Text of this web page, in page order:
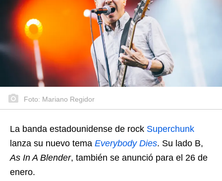
Foto: Mariano Regidor
La banda estadounidense de rock Superchunk
lanza su nuevo tema Everybody Dies. Su lado B,
As In A Blender, también se anunció para el 26 de
enero.